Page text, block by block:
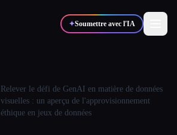
✦Soumettre avec l'IA
🎨Designers
Relever le défi de GenAI en matière de données
visuelles : un aperçu de l'approvisionnement
éthique en jeux de données